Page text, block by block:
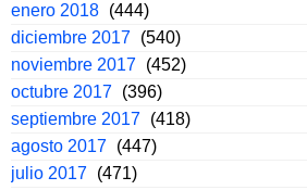
enero 2018 (444)
diciembre 2017 (540)
noviembre 2017 (452)
octubre 2017 (396)
septiembre 2017 (418)
agosto 2017 (447)
julio 2017 (471)